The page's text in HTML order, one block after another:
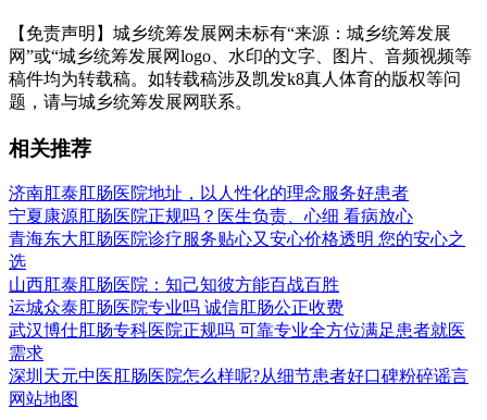
【免责声明】城乡统筹发展网未标有“来源：城乡统筹发展
网”或“城乡统筹发展网logo、水印的文字、图片、音频视频等
稿件均为转载稿。如转载稿涉及凯发k8真人体育的版权等问
题，请与城乡统筹发展网联系。
相关推荐
济南肛泰肛肠医院地址，以人性化的理念服务好患者
宁夏康源肛肠医院正规吗？医生负责、心细 看病放心
青海东大肛肠医院诊疗服务贴心又安心价格透明 您的安心之
选
山西肛泰肛肠医院：知己知彼方能百战百胜
运城众泰肛肠医院专业吗 诚信肛肠公正收费
武汉博仕肛肠专科医院正规吗 可靠专业全方位满足患者就医
需求
深圳天元中医肛肠医院怎么样呢?从细节患者好口碑粉碎谣言
网站地图